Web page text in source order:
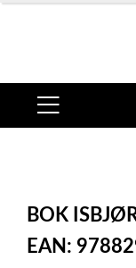
BOK
EAN: